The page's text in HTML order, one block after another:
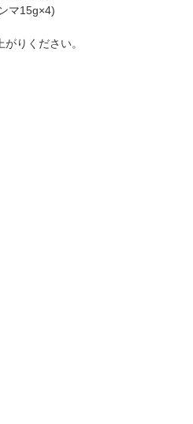
マ15g×4)
りください。